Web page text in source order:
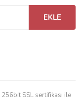
EKLE
256bit SSL sertifikası ile